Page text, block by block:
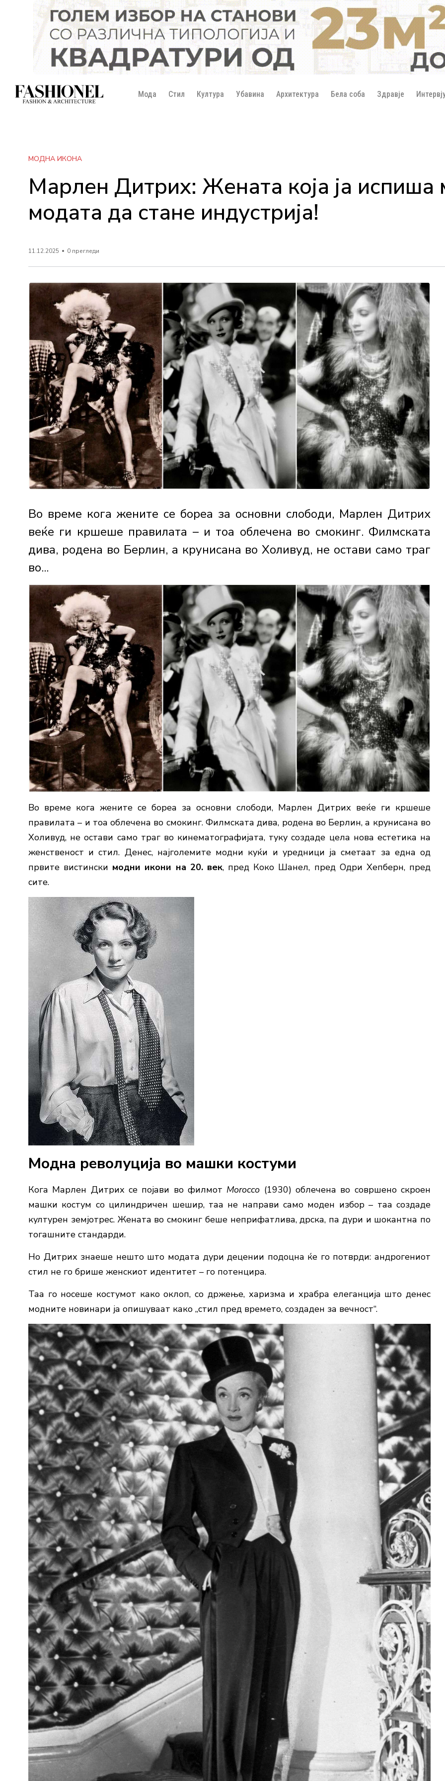
Мода Стил Култура Убавина Архитектура Бела соба Здравје
МОДНА ИКОНА
Марлен Дитрих: Жената која ја испиша
модата да стане индустрија!
11.12.2025 0 прегледи
Во време кога жените се бореа за основни слободи, Марлен Дитрих
веќе ги кршеше правилата – и тоа облечена во смокинг. Филмската
дива, родена во Берлин, а крунисана во Холивуд, не остави само траг
во...
Во време кога жените се бореа за основни слободи, Марлен Дитрих веќе ги кршеше
правилата – и тоа облечена во смокинг. Филмската дива, родена во Берлин, а крунисана во
Холивуд, не остави само траг во кинематографијата, туку создаде цела нова естетика на
женственост и стил. Денес, најголемите модни куќи и уредници ја сметаат за една од
првите вистински модни икони на 20. век, пред Коко Шанел, пред Одри Хепберн, пред
сите.
Модна револуција во машки костуми
Кога Марлен Дитрих се појави во филмот Morocco (1930) облечена во совршено скроен
машки костум со цилиндричен шешир, таа не направи само моден избор – таа создаде
културен земјотрес. Жената во смокинг беше неприфатлива, дрска, па дури и шокантна по
тогашните стандарди.
Но Дитрих знаеше нешто што модата дури децении подоцна ќе го потврди: андрогениот
стил не го брише женскиот идентитет – го потенцира.
Таа го носеше костумот како оклоп, со држење, харизма и храбра елеганција што денес
модните новинари ја опишуваат како „стил пред времето, создаден за вечност“.